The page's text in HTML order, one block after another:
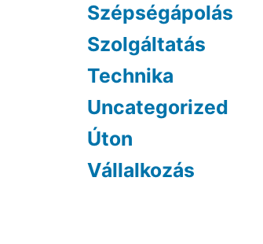
Szépségápolás
Szolgáltatás
Technika
Uncategorized
Úton
Vállalkozás